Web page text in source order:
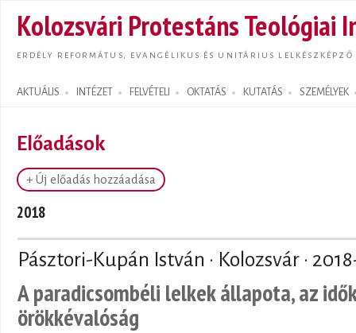
Kolozsvári Protestáns Teológiai
ERDÉLY REFORMÁTUS, EVANGÉLIKUS ÉS UNITÁRIUS LELKÉSZKÉPZŐ
AKTUÁLIS INTÉZET FELVÉTELI OKTATÁS KUTATÁS SZEMÉLYEK
Search form
Előadások
+ Új előadás hozzáadása
2018
Pásztori-Kupán István · Kolozsvár ·
A paradicsombéli lelkek állapota, az
örökkévalóság